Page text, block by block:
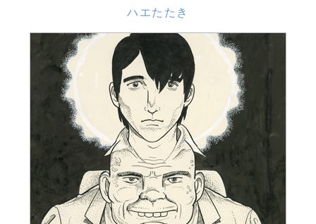
ハエたたき